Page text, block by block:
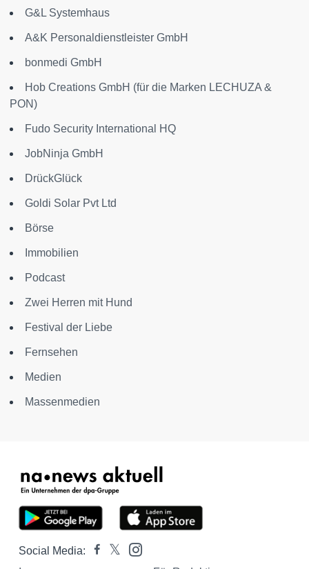
G&L Systemhaus
A&K Personaldienstleister GmbH
bonmedi GmbH
Hob Creations GmbH (für die Marken LECHUZA &
PON)
Fudo Security International HQ
JobNinja GmbH
DrückGlück
Goldi Solar Pvt Ltd
Börse
Immobilien
Podcast
Zwei Herren mit Hund
Festival der Liebe
Fernsehen
Medien
Massenmedien
Social Media: